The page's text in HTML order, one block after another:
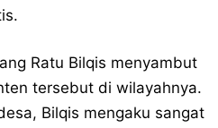
Ratu Bilqis menyambut
tersebut di wilayahnya.
Bilqis mengaku sangat